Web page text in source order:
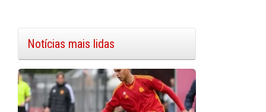
Notícias mais lidas